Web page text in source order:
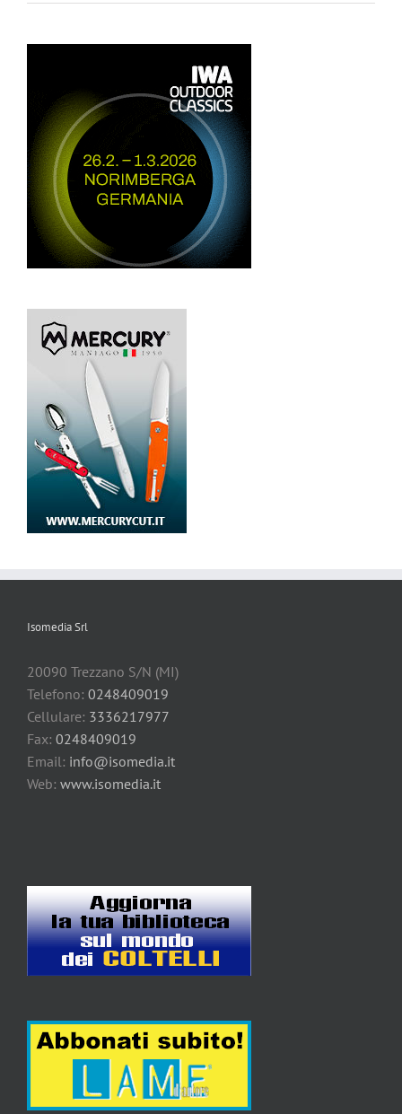
Isomedia Srl
20090 Trezzano S/N (MI)
Telefono: 0248409019
Cellulare: 3336217977
Fax: 0248409019
Email: info@isomedia.it
Web: www.isomedia.it